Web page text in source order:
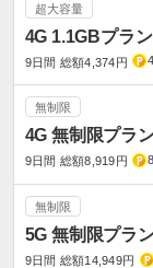
超大容量
4G 1.1GBプラン
9日間 総額4,374円
無制限
4G 無制限プラ
9日間 総額8,919円
無制限
5G 無制限プラ
9日間 総額14,949円